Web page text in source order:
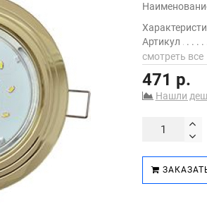
Артикул
смотреть все
471 р.
Нашли